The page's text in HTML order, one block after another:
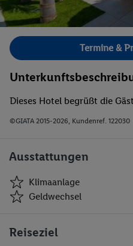
Bild 1 von 10.
Termine &
Dieses Hotel begrüßt die
©GIATA 2015-2026, Kundenref. 122030
Ausstattungen
Klimaanlage
Geldwechsel
Geldwechsel
Reiseziel